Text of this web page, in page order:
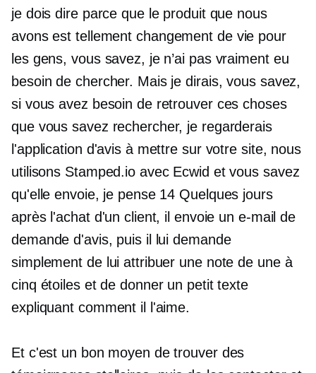
je dois dire parce que le produit que nous
avons est tellement changement de vie pour
les gens, vous savez, je n’ai pas vraiment eu
besoin de chercher. Mais je dirais, vous savez,
si vous avez besoin de retrouver ces choses
que vous savez rechercher, je regarderais
l'application d'avis à mettre sur votre site, nous
utilisons Stamped.io avec Ecwid et vous savez
qu'elle envoie, je pense 14 Quelques jours
après l'achat d'un client, il envoie un e-mail de
demande d'avis, puis il lui demande
simplement de lui attribuer une note de une à
cinq étoiles et de donner un petit texte
expliquant comment il l'aime.
Et c'est un bon moyen de trouver des